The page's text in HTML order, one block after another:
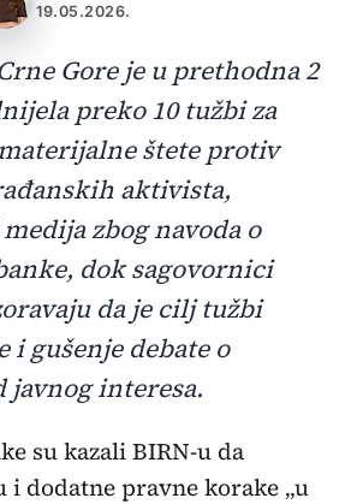
19.05.2026.
Gore je u prethodna 2
preko 10 tužbi za
štete protiv
aktivista,
zbog navoda o
dok sagovornici
da je cilj tužbi
i gušenje debate o
javnog interesa.
su kazali BIRN-u da
i dodatne pravne korake „u